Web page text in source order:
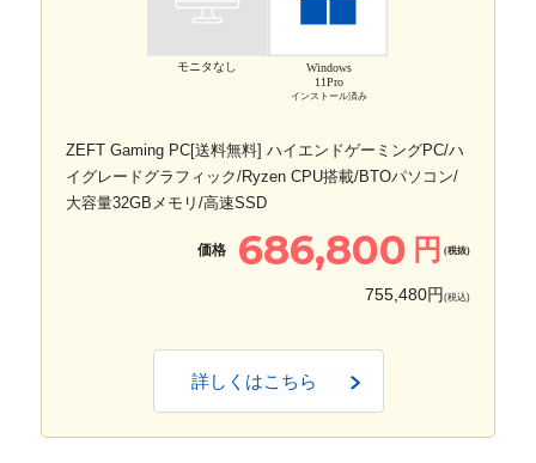
モニタなし
Windows
11Pro
インストール済み
ZEFT Gaming PC[送料無料] ハイエンドゲーミングPC/ハ
イグレードグラフィック/Ryzen CPU搭載/BTOパソコン/
大容量32GBメモリ/高速SSD
価格 686,800 円 (税抜)
755,480円 (税込)
詳しくはこちら